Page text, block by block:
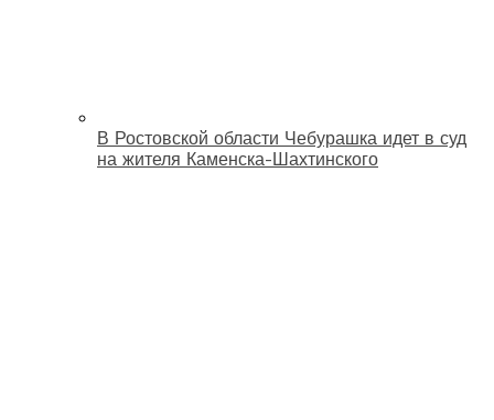
В Ростовской области Чебурашка идет в суд
на жителя Каменска-Шахтинского